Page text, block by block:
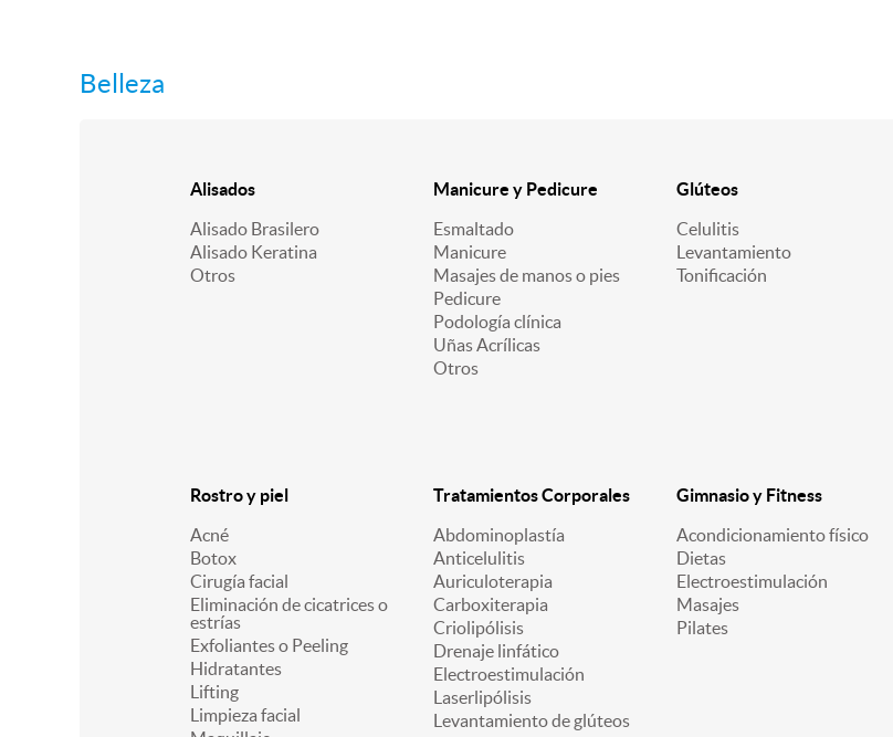
Belleza
Alisados
Alisado Brasilero
Alisado Keratina
Otros
Manicure y Pedicure
Esmaltado
Manicure
Masajes de manos o pies
Pedicure
Podología clínica
Uñas Acrílicas
Otros
Glúteos
Celulitis
Levantamiento
Tonificación
Rostro y piel
Acné
Botox
Cirugía facial
Eliminación de cicatrices o
estrías
Exfoliantes o Peeling
Hidratantes
Lifting
Limpieza facial
Tratamientos Corporales
Abdominoplastía
Anticelulitis
Auriculoterapia
Carboxiterapia
Criolipólisis
Drenaje linfático
Electroestimulación
Laserlipólisis
Levantamiento de glúteos
Gimnasio y Fitness
Acondicionamiento físico
Dietas
Electroestimulación
Masajes
Pilates